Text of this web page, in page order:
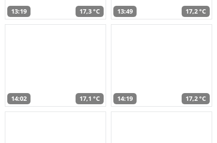
13:19 17,3 °C 13:49 17,2 °C
14:02 17,1 °C 14:19 17,2 °C